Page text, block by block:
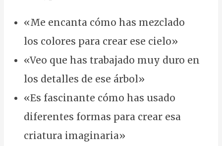
«Me encanta cómo has mezclado
los colores para crear ese cielo»
«Veo que has trabajado muy duro en
los detalles de ese árbol»
«Es fascinante cómo has usado
diferentes formas para crear esa
criatura imaginaria»